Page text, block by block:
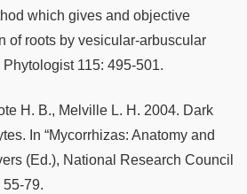
which gives and objective
of roots by vesicular-arbuscular
115: 495-501.
H. B., Melville L. H. 2004. Dark
In “Mycorrhizas: Anatomy and
(Ed.), National Research Council
55-79.